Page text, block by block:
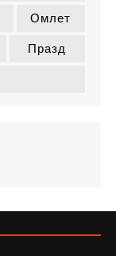
Омлет
Празд